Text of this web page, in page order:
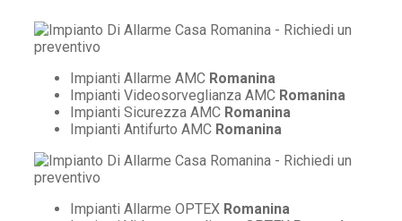
Impianti Allarme AMC Romanina
Impianti Videosorveglianza AMC Romanina
Impianti Sicurezza AMC Romanina
Impianti Antifurto AMC Romanina
Impianti Allarme OPTEX Romanina